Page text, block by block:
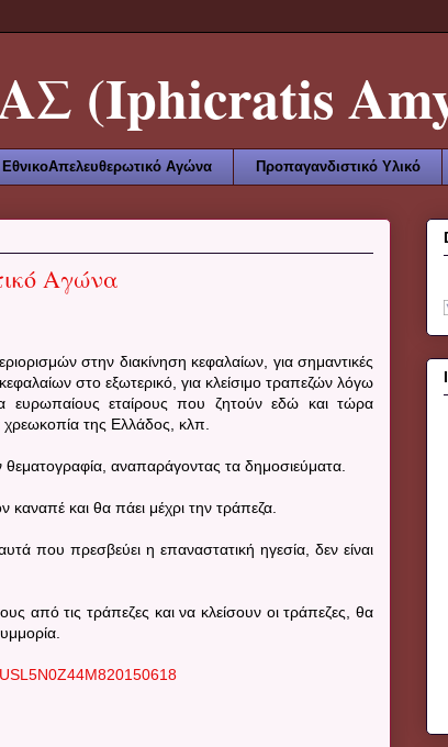
(Iphicratis
ΕθνικοΑπελευθερωτικό Αγώνα Προπαγανδιστικό Υλικό
Αγώνα
στην διακίνηση κεφαλαίων, για σημαντικές
στο εξωτερικό, για κλείσιμο τραπεζών λόγω
ευρωπαίους εταίρους που ζητούν εδώ και τώρα
της Ελλάδος, κλπ.
αναπαράγοντας τα δημοσιεύματα.
και θα πάει μέχρι την τράπεζα.
που πρεσβεύει η επαναστατική ηγεσία, δεν είναι
από τις τράπεζες και να κλείσουν οι τράπεζες, θα